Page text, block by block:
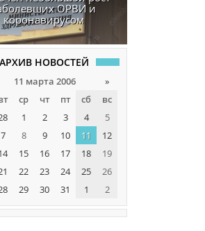
ОРВИ и
коронавирусом
АРХИВ НОВОСТЕЙ
11 марта 2006
»
ср чт пт сб
вс
1 2 3 4
5
7 8 9 10 11
12
15 16 17 18
19
22 23 24 25
26
29 30 31 1 2